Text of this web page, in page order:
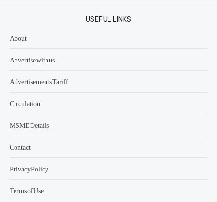
USEFUL LINKS
About
Advertise with us
Advertisements Tariff
Circulation
MSME Details
Contact
Privacy Policy
Terms of Use